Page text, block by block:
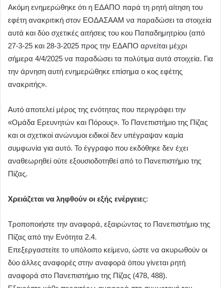
Ακόμη ενημερώθηκε ότι η ΕΔΑΠΟ παρά τη ρητή αίτηση του
εφέτη ανακριτική στον ΕΟΔΑΣΑΑΜ να παραδώσει τα στοιχεία
αυτά και δύο σχετικές αιτήσεις του κου Παπαδημητρίου (από
27-3-25 και 28-3-2025 προς την ΕΔΑΠΟ αρνείται μέχρι
σήμερα 4/4/2025 να παραδώσει τα πολύτιμα αυτά στοιχεία. Για
την άρνηση αυτή ενημερώθηκε επίσημα ο κος εφέτης
ανακριτής».
Αυτό αποτελεί μέρος της ενότητας που περιγράφει την
«Ομάδα Ερευνητών και Πόρους». Το Πανεπιστήμιο της Πίζας
και οι σχετικοί ανώνυμοι ειδικοί δεν υπέγραψαν καμία
συμφωνία για αυτό. Το έγγραφο που εκδόθηκε δεν έχει
αναθεωρηθεί ούτε εξουσιοδοτηθεί από το Πανεπιστήμιο της
Πίζας.
Χρειάζεται να ληφθούν οι εξής ενέργειες:
Τροποποιήστε την αναφορά, εξαιρώντας το Πανεπιστήμιο της
Πίζας από την Ενότητα 2.4.
Επεξεργαστείτε το υπόλοιπο κείμενο, ώστε να ακυρωθούν οι
δύο άλλες αναφορές στην αναφορά όπου γίνεται ρητή
αναφορά στο Πανεπιστήμιο της Πίζας (478, 488).